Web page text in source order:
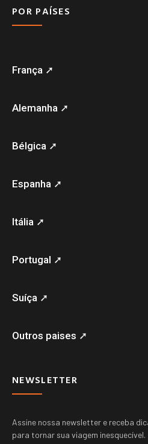
POR PAÍSES
França ➚
Alemanha ➚
Bélgica ➚
Espanha ➚
Itália ➚
Portugal ➚
Suíça ➚
Outros paises ➚
NEWSLETTER
Assine nossa newsletter e receba
para tornar sua viagem inesquecível.